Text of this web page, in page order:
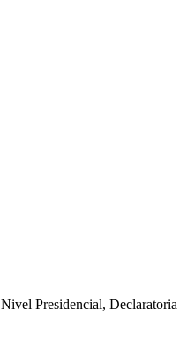
Presidencial, Declaratoria